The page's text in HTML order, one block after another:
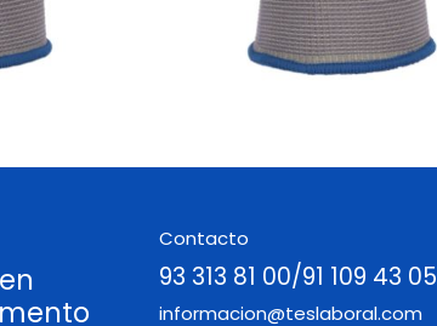
Contacto
93 313 81 00/91 109 43 05
informacion@teslaboral.com